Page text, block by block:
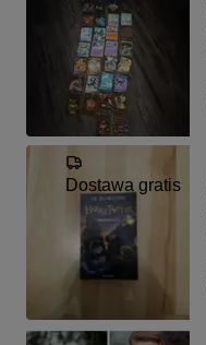
Dostawa gratis